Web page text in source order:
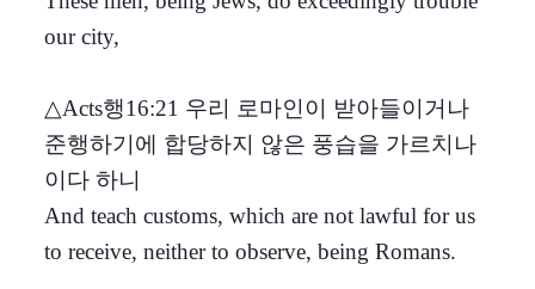
our city,
△Acts행16:21 우리 로마인이 받아들이거나
준행하기에 합당하지 않은 풍습을 가르치나
이다 하니
And teach customs, which are not lawful for us
to receive, neither to observe, being Romans.